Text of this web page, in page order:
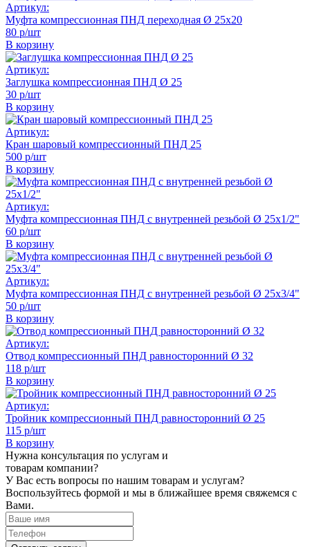
Артикул:
Муфта компрессионная ПНД переходная Ø 25х20
80 р/шт
В корзину
Артикул:
Заглушка компрессионная ПНД Ø 25
30 р/шт
В корзину
Артикул:
Кран шаровый компрессионный ПНД 25
500 р/шт
В корзину
Артикул:
Муфта компрессионная ПНД с внутренней резьбой Ø 25х1/2"
60 р/шт
В корзину
Артикул:
Муфта компрессионная ПНД с внутренней резьбой Ø 25x3/4"
50 р/шт
В корзину
Артикул:
Отвод компрессионный ПНД равносторонний Ø 32
118 р/шт
В корзину
Артикул:
Тройник компрессионный ПНД равносторонний Ø 25
115 р/шт
В корзину
Нужна консультация по услугам и
товарам компании?
У Вас есть вопросы по нашим товарам и услугам?
Воспользуйтесь формой и мы в ближайшее время свяжемся с
Вами.